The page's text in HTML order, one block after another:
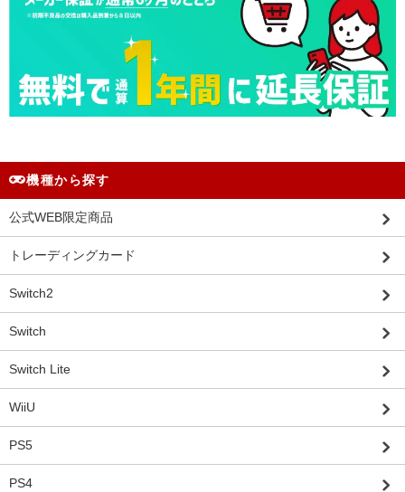
機種から探す
公式WEB限定商品
トレーディングカード
Switch2
Switch
Switch Lite
WiiU
PS5
PS4